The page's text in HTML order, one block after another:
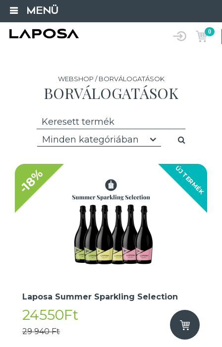
MENÜ
0
WEBSHOP / BORVÁLOGATÁSOK
BORVÁLOGATÁSOK
Minden kategóriában
ÚJ TERMÉK
-18%
Laposa Summer Sparkling Selection
24550Ft
29 940 Ft